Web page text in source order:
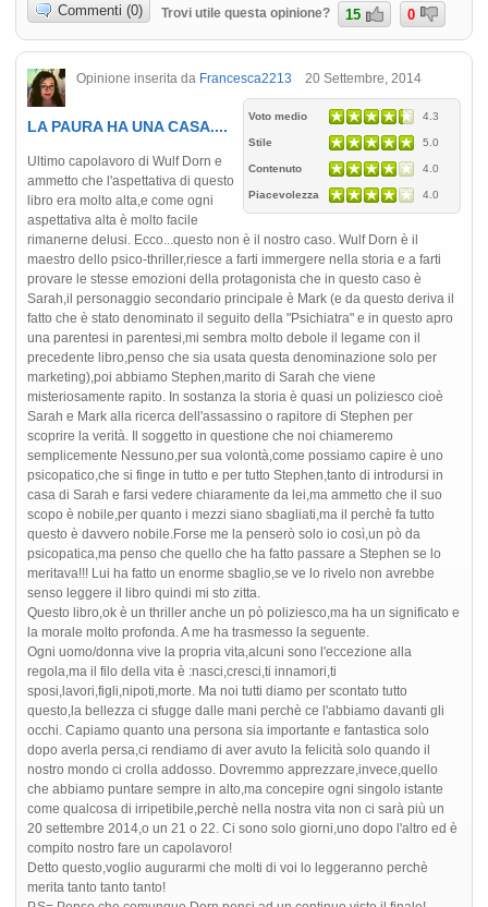
Commenti (0) Trovi utile questa opinione? 15 0
Opinione inserita da Francesca2213 20 Settembre, 2014
Voto medio 4.3
Stile 5.0
Contenuto 4.0
Piacevolezza 4.0
LA PAURA HA UNA CASA....
Ultimo capolavoro di Wulf Dorn e
ammetto che l'aspettativa di questo
libro era molto alta,e come ogni
aspettativa alta è molto facile
rimanerne delusi. Ecco...questo non è il nostro caso. Wulf Dorn è il
maestro dello psico-thriller,riesce a farti immergere nella storia e a farti
provare le stesse emozioni della protagonista che in questo caso è
Sarah,il personaggio secondario principale è Mark (e da questo deriva il
fatto che è stato denominato il seguito della "Psichiatra" e in questo apro
una parentesi in parentesi,mi sembra molto debole il legame con il
precedente libro,penso che sia usata questa denominazione solo per
marketing),poi abbiamo Stephen,marito di Sarah che viene
misteriosamente rapito. In sostanza la storia è quasi un poliziesco cioè
Sarah e Mark alla ricerca dell'assassino o rapitore di Stephen per
scoprire la verità. Il soggetto in questione che noi chiameremo
semplicemente Nessuno,per sua volontà,come possiamo capire è uno
psicopatico,che si finge in tutto e per tutto Stephen,tanto di introdursi in
casa di Sarah e farsi vedere chiaramente da lei,ma ammetto che il suo
scopo è nobile,per quanto i mezzi siano sbagliati,ma il perchè fa tutto
questo è davvero nobile.Forse me la penserò solo io così,un pò da
psicopatica,ma penso che quello che ha fatto passare a Stephen se lo
meritava!!! Lui ha fatto un enorme sbaglio,se ve lo rivelo non avrebbe
senso leggere il libro quindi mi sto zitta.
Questo libro,ok è un thriller anche un pò poliziesco,ma ha un significato e
la morale molto profonda. A me ha trasmesso la seguente.
Ogni uomo/donna vive la propria vita,alcuni sono l'eccezione alla
regola,ma il filo della vita è :nasci,cresci,ti innamori,ti
sposi,lavori,figli,nipoti,morte. Ma noi tutti diamo per scontato tutto
questo,la bellezza ci sfugge dalle mani perchè ce l'abbiamo davanti gli
occhi. Capiamo quanto una persona sia importante e fantastica solo
dopo averla persa,ci rendiamo di aver avuto la felicità solo quando il
nostro mondo ci crolla addosso. Dovremmo apprezzare,invece,quello
che abbiamo puntare sempre in alto,ma concepire ogni singolo istante
come qualcosa di irripetibile,perchè nella nostra vita non ci sarà più un
20 settembre 2014,o un 21 o 22. Ci sono solo giorni,uno dopo l'altro ed è
compito nostro fare un capolavoro!
Detto questo,voglio augurarmi che molti di voi lo leggeranno perchè
merita tanto tanto tanto!